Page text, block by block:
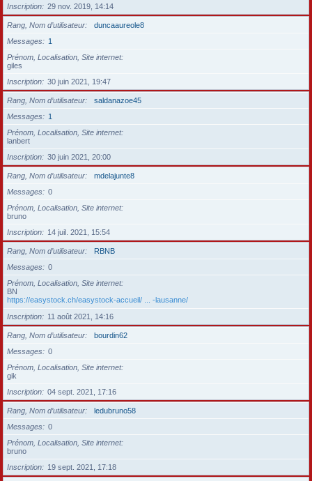
Inscription 29 nov. 2019, 14:14
Rang, Nom d’utilisateur
duncaaureole8
Messages
1
Prénom, Localisation, Site internet
giles
Inscription
30 juin 2021, 19:47
Rang, Nom d’utilisateur
saldanazoe45
Messages
1
Prénom, Localisation, Site internet
lanbert
Inscription
30 juin 2021, 20:00
Rang, Nom d’utilisateur
mdelajunte8
Messages
0
Prénom, Localisation, Site internet
bruno
Inscription
14 juil. 2021, 15:54
Rang, Nom d’utilisateur
RBNB
Messages
0
Prénom, Localisation, Site internet
BN
https://easystock.ch/easystock-accueil/ ... -lausanne/
Inscription
11 août 2021, 14:16
Rang, Nom d’utilisateur
bourdin62
Messages
0
Prénom, Localisation, Site internet
gik
Inscription
04 sept. 2021, 17:16
Rang, Nom d’utilisateur
ledubruno58
Messages
0
Prénom, Localisation, Site internet
bruno
Inscription
19 sept. 2021, 17:18